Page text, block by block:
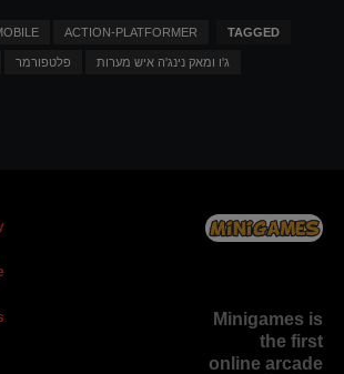
TAGGED
ACTION-PLATFORMER
ג'ו ומאק נינג'ה איש מערות פלטפורמר
Minigames is
the first
online arcade